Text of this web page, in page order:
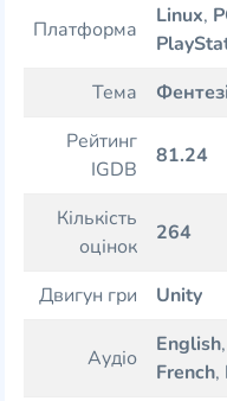
Платформа
Linux,
Тема
Рейтинг
IGDB
81.24
Кількість
оцінок
264
Двигун гри Unity
Аудіо
English,
French,